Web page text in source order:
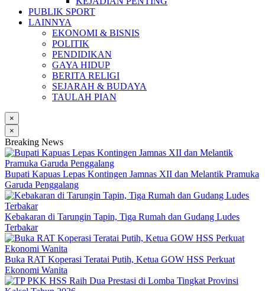
PUBLIK SPORT
LAINNYA
EKONOMI & BISNIS
POLITIK
PENDIDIKAN
GAYA HIDUP
BERITA RELIGI
SEJARAH & BUDAYA
TAULAH PIAN
×
×
Breaking News
Bupati Kapuas Lepas Kontingen Jamnas XII dan Melantik Pramuka
Garuda Penggalang
Kebakaran di Tarungin Tapin, Tiga Rumah dan Gudang Ludes
Terbakar
Buka RAT Koperasi Teratai Putih, Ketua GOW HSS Perkuat
Ekonomi Wanita